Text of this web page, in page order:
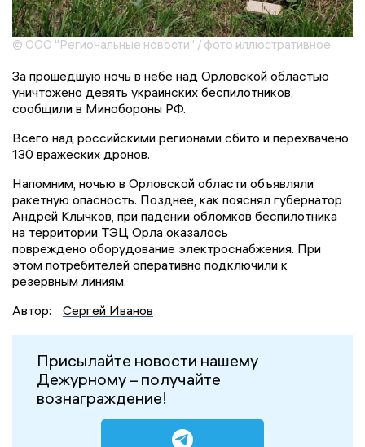
© ООО "Региональные новости" / фото иллюстративное
За прошедшую ночь в небе над Орловской областью
уничтожено девять украинских беспилотников,
сообщили в Минобороны РФ.
Всего над российскими регионами сбито и перехвачено
130 вражеских дронов.
Напомним, ночью в Орловской области объявляли
ракетную опасность. Позднее, как пояснял губернатор
Андрей Клычков, при падении обломков беспилотника
на территории ТЭЦ Орла оказалось
повреждено оборудование электроснабжения. При
этом потребителей оперативно подключили к
резервным линиям.
Автор:
Сергей Иванов
Присылайте новости нашему
Дежурному – получайте
вознаграждение!